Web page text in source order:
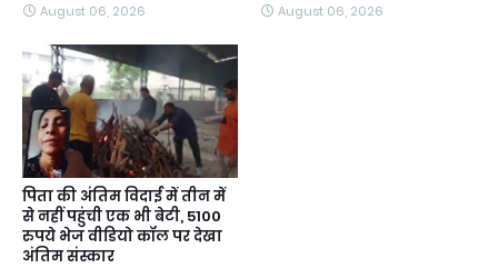
August 06, 2026 August 06, 2026
पिता की अंतिम विदाई में तीन में
से नहीं पहुंची एक भी बेटी, 5100
रुपये भेज वीडियो कॉल पर देखा
अंतिम संस्कार